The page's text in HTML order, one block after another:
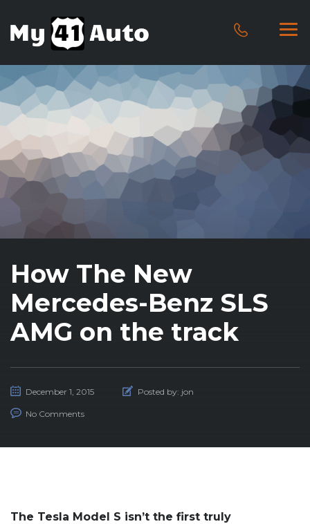
How The New
Mercedes-Benz SLS
AMG on the track
December 1, 2015 Posted by: jon
No Comments
The Tesla Model S isn’t the first truly